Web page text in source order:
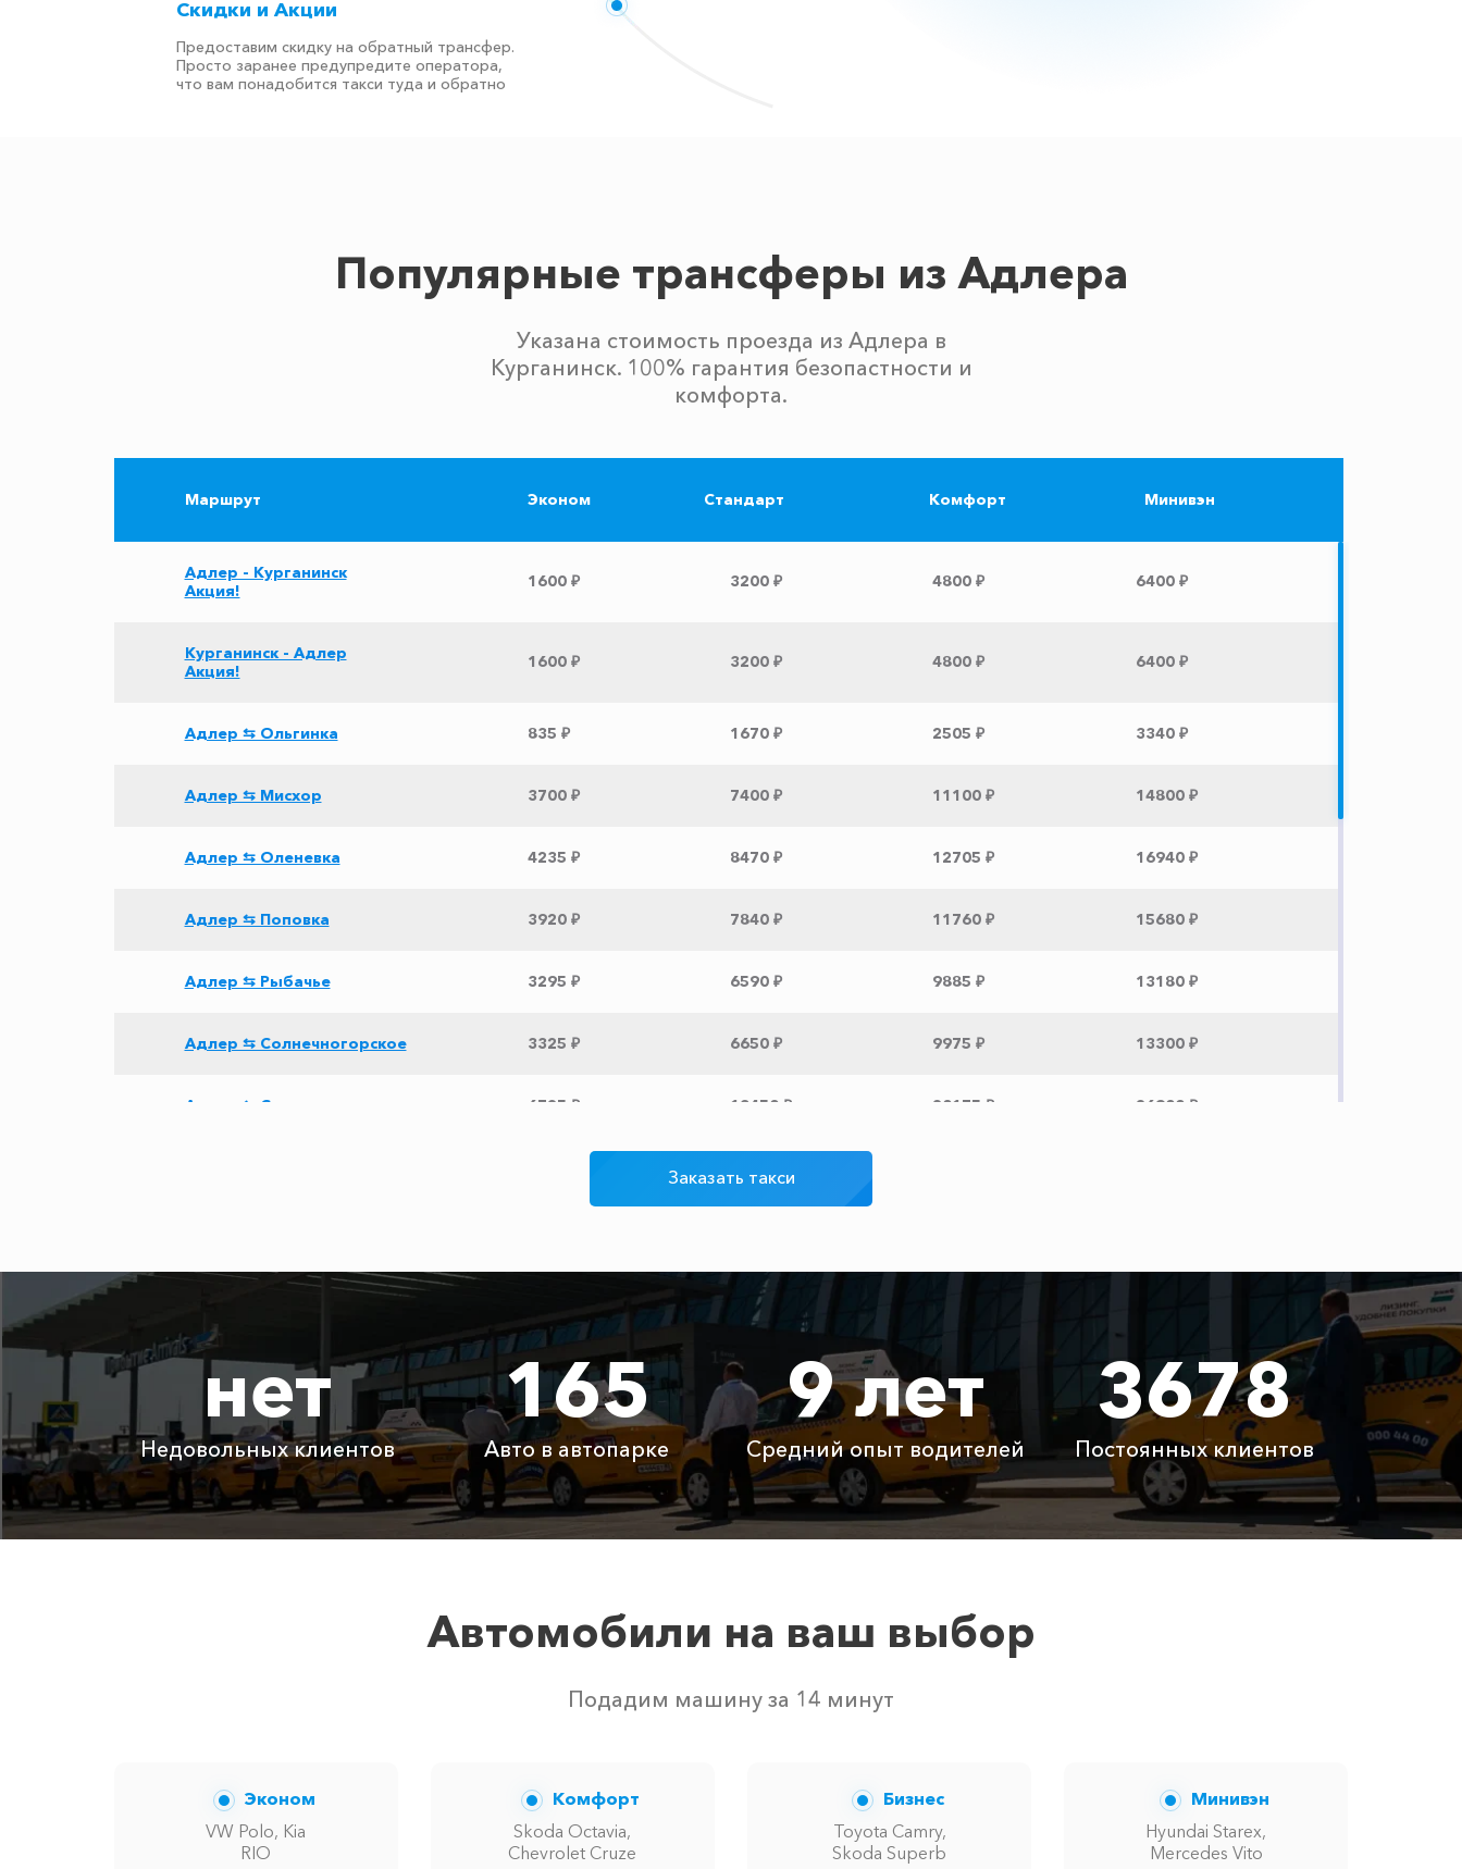
Скидки и Акции
Предоставим скидку на обратный трансфер.
Просто заранее предупредите оператора,
что вам понадобится такси туда и обратно
Популярные трансферы из Адлера
Указана стоимость проезда из Адлера в
Курганинск. 100% гарантия безопастности и
комфорта.
Маршрут Эконом Стандарт Комфорт Минивэн
Адлер - Курганинск
Акция!
1600 ₽ 3200 ₽ 4800 ₽ 6400 ₽
Курганинск - Адлер
Акция!
1600 ₽ 3200 ₽ 4800 ₽ 6400 ₽
Адлер ⇆ Ольгинка 835 ₽ 1670 ₽ 2505 ₽ 3340 ₽
Адлер ⇆ Мисхор 3700 ₽ 7400 ₽ 11100 ₽ 14800 ₽
Адлер ⇆ Оленевка 4235 ₽ 8470 ₽ 12705 ₽ 16940 ₽
Адлер ⇆ Поповка 3920 ₽ 7840 ₽ 11760 ₽ 15680 ₽
Адлер ⇆ Рыбачье 3295 ₽ 6590 ₽ 9885 ₽ 13180 ₽
Адлер ⇆ Солнечногорское 3325 ₽ 6650 ₽ 9975 ₽ 13300 ₽
Адлер ⇆ Саратов 6725 ₽ 13450 ₽ 20175 ₽ 26900 ₽
Адлер ⇆ Новочеркасск 6400 ₽
Адлер ⇆ Агой 2625 ₽
Адлер ⇆ ЖД вокзал Симферополь 3450 ₽ 6900 ₽ 10350 ₽ 13800 ₽
Детское автокресло Бесплатно Бесплатно Бесплатно Бесплатно
Ожидание машины Бесплатно Бесплатно Бесплатно Бесплатно
Заказать такси
нет
Недовольных клиентов
165
Авто в автопарке
9 лет
Средний опыт водителей
3678
Постоянных клиентов
Автомобили на ваш выбор
Подадим машину за 14 минут
Эконом
VW Polo, Kia
RIO
Комфорт
Skoda Octavia,
Chevrolet Cruze
Бизнес
Toyota Camry,
Skoda Superb
Минивэн
Hyundai Starex,
Mercedes Vito